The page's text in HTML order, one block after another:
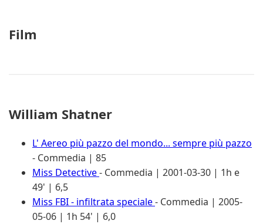
Film
William Shatner
L' Aereo più pazzo del mondo... sempre più pazzo
- Commedia | 85
Miss Detective- Commedia | 2001-03-30 | 1h e
49' | 6,5
Miss FBI - infiltrata speciale- Commedia | 2005-
05-06 | 1h 54' | 6,0